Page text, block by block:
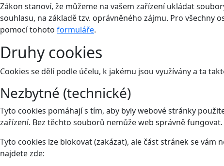
Zákon stanoví, že můžeme na vašem zařízení ukládat
souhlasu, na základě tzv. oprávněného zájmu. Pro
pomocí tohoto formuláře.
Druhy cookies
Cookies se dělí podle účelu, k jakému jsou využívány a ta
Nezbytné (technické)
Tyto cookies pomáhají s tím, aby byly webové stránky
zařízení. Bez těchto souborů nemůže web správně fungovat.
Tyto cookies lze blokovat (zakázat), ale část stránek se
najdete zde: